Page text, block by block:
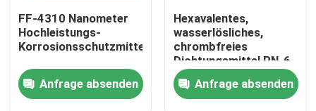
FF-4310 Nanometer
Hochleistungs-
Korrosionsschutzmittel
Anfrage absenden
Hexavalentes,
wasserlösliches,
chrombfreies
Dichtungsmittel PN-6
für eine
umweltfreundliche
Nachbehandlung
Anfrage absenden